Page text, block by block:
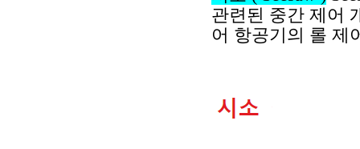
관련된 중간 제어
어 항공기의 롤 제